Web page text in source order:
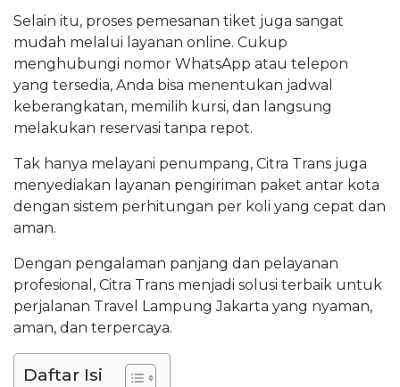
Selain itu, proses pemesanan tiket juga sangat
mudah melalui layanan online. Cukup
menghubungi nomor WhatsApp atau telepon
yang tersedia, Anda bisa menentukan jadwal
keberangkatan, memilih kursi, dan langsung
melakukan reservasi tanpa repot.
Tak hanya melayani penumpang, Citra Trans juga
menyediakan layanan pengiriman paket antar kota
dengan sistem perhitungan per koli yang cepat dan
aman.
Dengan pengalaman panjang dan pelayanan
profesional, Citra Trans menjadi solusi terbaik untuk
perjalanan Travel Lampung Jakarta yang nyaman,
aman, dan terpercaya.
Daftar Isi